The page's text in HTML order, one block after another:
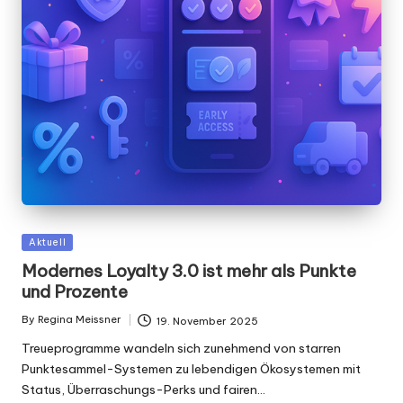
Posted
Aktuell
Modernes Loyalty 3.0 ist mehr als Punkte
und Prozente
Posted
By Regina Meissner 19. November 2025
Treueprogramme wandeln sich zunehmend von starren
Punktesammel-Systemen zu lebendigen Ökosystemen mit
Status, Überraschungs-Perks und fairen…